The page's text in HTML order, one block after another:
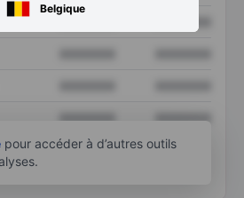
Belgique
XXXXXXX
XXXXXXX
pour accéder à d’autres outils